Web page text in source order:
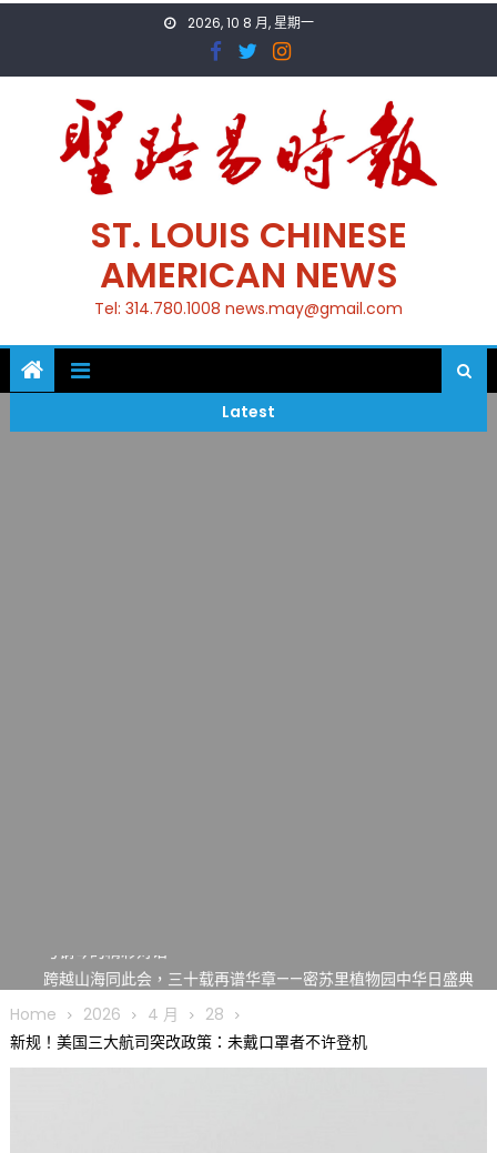
2026, 10 8 月, 星期一
ST. LOUIS CHINESE
AMERICAN NEWS
Tel: 314.780.1008 news.may@gmail.com
Latest
跨越山海同此会，三十载再谱华章——密苏里植物园中华日盛典
圣路易龙舟俱乐部5月16日龙舟体验日 邀请各界亲身体验划行乐
趣 + 水上竞速魅力
Home 2026 4 月
28
新规！美国三大航司突改政策：未戴口罩者不许登机